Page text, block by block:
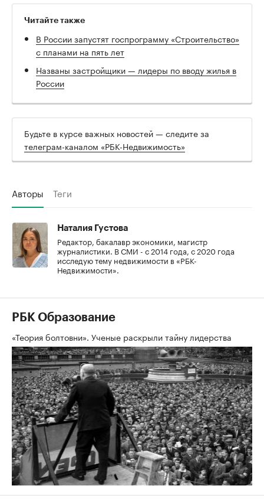
Читайте также
В России запустят госпрограмму «Строительство»
с планами на пять лет
Названы застройщики — лидеры по вводу жилья в
России
Будьте в курсе важных новостей — следите за
телеграм-каналом «РБК-Недвижимость»
Авторы Теги
Наталия Густова
Редактор, бакалавр экономики, магистр
журналистики. В СМИ - с 2014 года, с 2020 года
исследую тему недвижимости в «РБК-
Недвижимости».
РБК Образование
«Теория болтовни». Ученые раскрыли тайну лидерства